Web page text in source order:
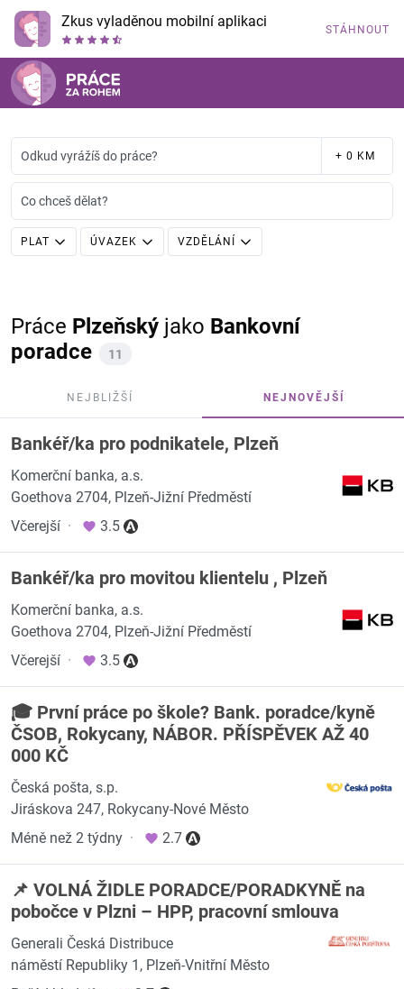
Zkus vyladěnou mobilní aplikaci STÁHNOUT
Odkud vyrážíš do práce? + 0 KM
Co chceš dělat?
PLAT ÚVAZEK VZDĚLÁNÍ
Práce Plzeňský jako Bankovní
poradce
11
NEJBLIŽŠÍ NEJNOVĚJŠÍ
Bankéř/ka pro podnikatele, Plzeň
Komerční banka, a.s.
Goethova 2704, Plzeň-Jižní Předměstí
Včerejší · 3.5
Bankéř/ka pro movitou klientelu , Plzeň
Komerční banka, a.s.
Goethova 2704, Plzeň-Jižní Předměstí
Včerejší · 3.5
🎓 První práce po škole? Bank. poradce/kyně
ČSOB, Rokycany, NÁBOR. PŘÍSPĚVEK AŽ 40
000 KČ
Česká pošta, s.p.
Jiráskova 247, Rokycany-Nové Město
Méně než 2 týdny · 2.7
📌 VOLNÁ ŽIDLE PORADCE/PORADKYNĚ na
pobočce v Plzni – HPP, pracovní smlouva
Generali Česká Distribuce
náměstí Republiky 1, Plzeň-Vnitřní Město